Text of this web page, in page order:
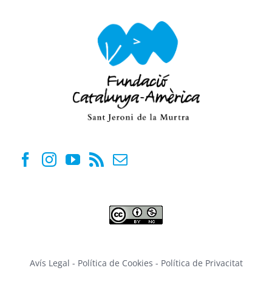
Avís Legal - Política de Cookies - Política de Privacitat